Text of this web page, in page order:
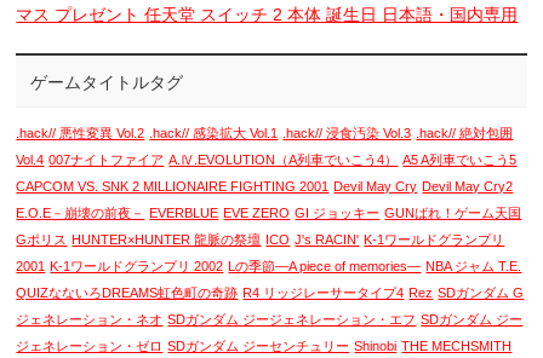
マス プレゼント 任天堂 スイッチ 2 本体 誕生日 日本語・国内専用
ゲームタイトルタグ
.hack// 悪性変異 Vol.2 .hack// 感染拡大 Vol.1 .hack// 浸食汚染 Vol.3 .hack// 絶対包囲
Vol.4 007ナイトファイア A.Ⅳ.EVOLUTION（A列車でいこう4）
A5 A列車でいこう5
CAPCOM VS. SNK 2 MILLIONAIRE FIGHTING 2001 Devil May Cry Devil May Cry2
E.O.E－崩壊の前夜－
EVERBLUE EVE ZERO GI ジョッキー GUNばれ！ゲーム天国
Gポリス HUNTER×HUNTER 龍脈の祭壇 ICO J's RACIN' K-1ワールドグランプリ
2001 K-1ワールドグランプリ 2002 Lの季節―A piece of memories― NBA ジャム T.E.
QUIZなないろDREAMS虹色町の奇跡 R4 リッジレーサータイプ4 Rez SDガンダム G
ジェネレーション・ネオ SDガンダム ジージェネレーション・エフ SDガンダム ジー
ジェネレーション・ゼロ SDガンダム ジーセンチュリー Shinobi THE MECHSMITH